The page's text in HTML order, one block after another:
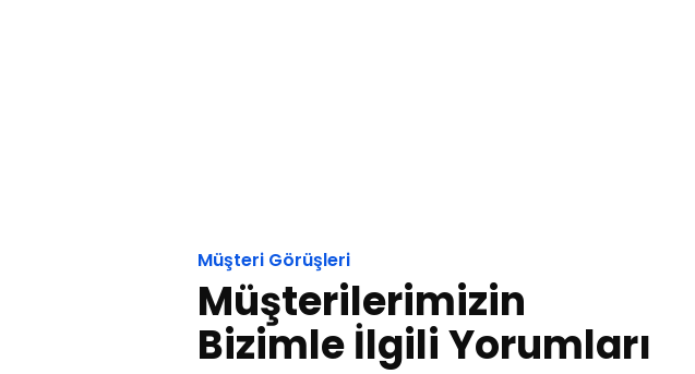
Müşteri Görüşleri
Müşterilerimizin
Bizimle İlgili Yorumları